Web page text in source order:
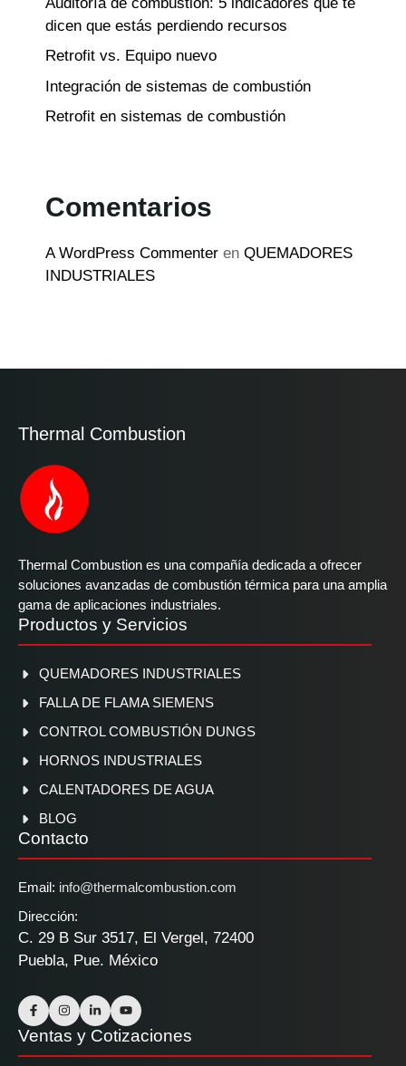
dicen que estás perdiendo recursos
Retrofit vs. Equipo nuevo
Integración de sistemas de combustión
Retrofit en sistemas de combustión
Comentarios
A WordPress Commenter en QUEMADORES
INDUSTRIALES
Thermal Combustion
Thermal Combustion es una compañía dedicada a ofrecer
soluciones avanzadas de combustión térmica para una amplia
gama de aplicaciones industriales.
Productos y Servicios
QUEMADORES INDUSTRIALES
FALLA DE FLAMA SIEMENS
CONTROL COMBUSTIÓN DUNGS
HORNOS INDUSTRIALES
CALENTADORES DE AGUA
BLOG
Contacto
Email: info@thermalcombustion.com
Dirección:
C. 29 B Sur 3517, El Vergel, 72400
Puebla, Pue. México
Ventas y Cotizaciones